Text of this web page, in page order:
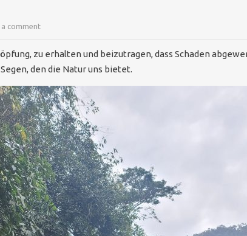
a comment
zu erhalten und beizutragen, dass Schaden
den die Natur uns bietet.